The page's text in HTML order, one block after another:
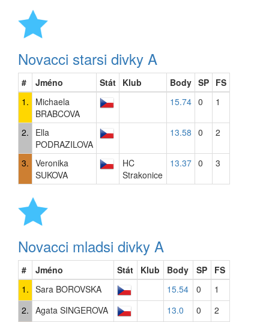
Novacci starsi divky A
# Jméno Stát Klub Body SP FS
1.
Michaela
BRABCOVA
15.74 0 1
2.
Ella
PODRAZILOVA
13.58 0 2
3. Veronika
SUKOVA
HC
Strakonice
13.37 0 3
Novacci mladsi divky A
# Jméno Stát Klub Body SP
FS
1. Sara BOROVSKA 15.54 0
1
2. Agata SINGEROVA 13.0 0
2